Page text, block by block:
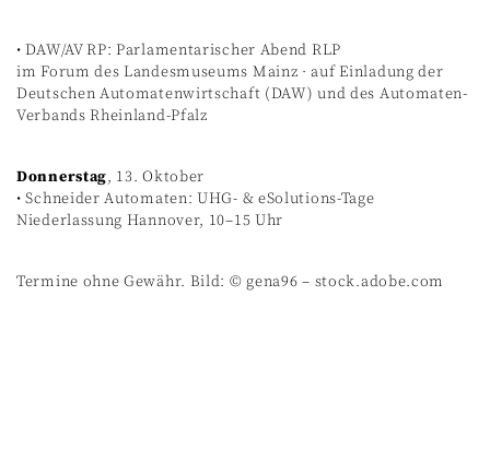
• DAW/AV RP: Parlamentarischer Abend RLP
im Forum des Landesmuseums Mainz · auf Einladung der
Deutschen Automatenwirtschaft (DAW) und des Automaten-
Verbands Rheinland-Pfalz
Donnerstag, 13. Oktober
• Schneider Automaten: UHG- & eSolutions-Tage
Niederlassung Hannover, 10–15 Uhr
Termine ohne Gewähr. Bild: © gena96 – stock.adobe.com